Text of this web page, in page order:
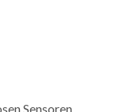
Sensoren